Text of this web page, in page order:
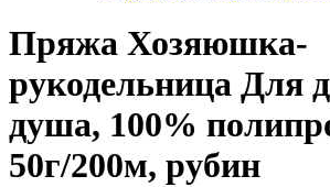
Пряжа Хозяюшка-
рукодельница Для
душа, 100%
50г/200м, рубин